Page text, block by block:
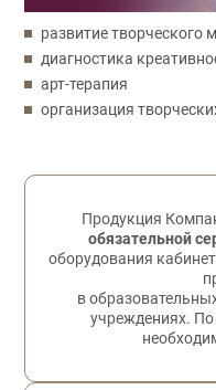
развитие творческого
диагностика
арт-терапия
организация
Обратная связь
Продукция
обязательной
оборудования
в
учреждениях. По